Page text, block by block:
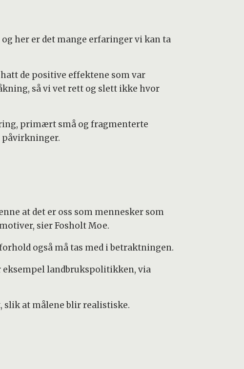
her er det mange erfaringer vi kan ta
de positive effektene som var
så vi vet rett og slett ikke hvor
primært små og fragmenterte
påvirkninger.
at det er oss som mennesker som
sier Fosholt Moe.
også må tas med i betraktningen.
eksempel landbrukspolitikken, via
slik at målene blir realistiske.